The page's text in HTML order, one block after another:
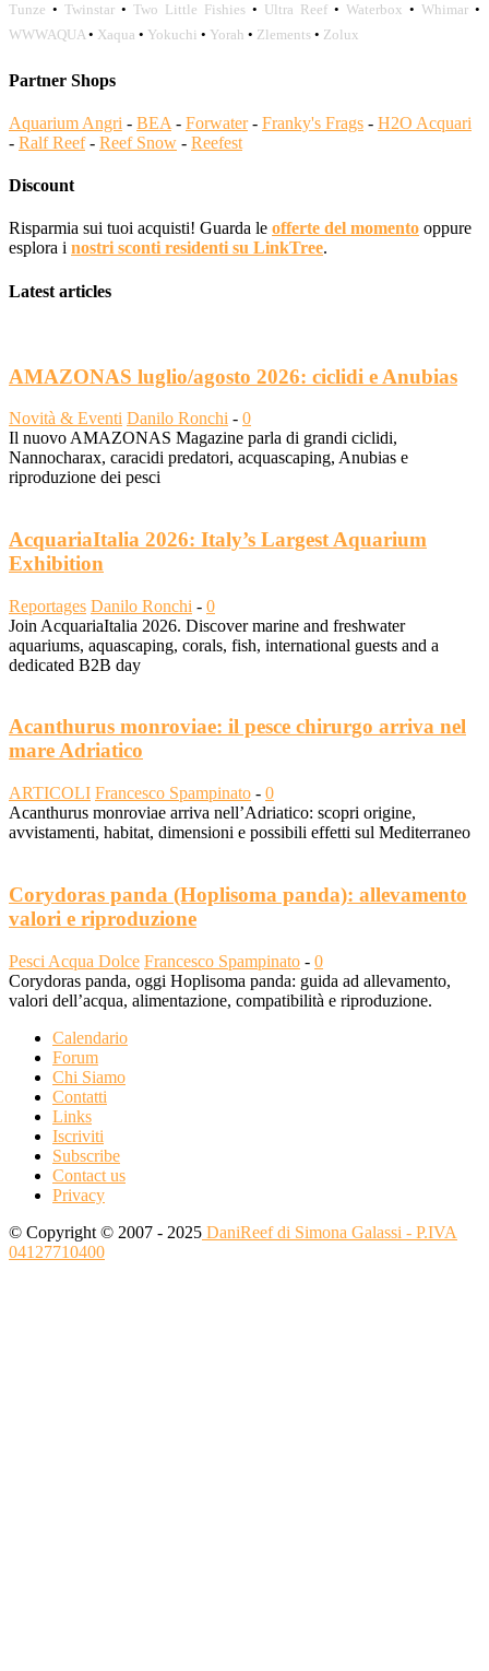
Tunze • Twinstar • Two Little Fishies • Ultra Reef • Waterbox • Whimar •
WWWAQUA• Xaqua • Yokuchi • Yorah • Zlements • Zolux
Partner Shops
Aquarium Angri - BEA - Forwater- Franky's Frags - H2O Acquari
- Ralf Reef- Reef Snow - Reefest
Discount
Risparmia sui tuoi acquisti! Guarda le offerte del momento oppure
esplora i nostri sconti residenti su LinkTree.
Latest articles
AMAZONAS luglio/agosto 2026: ciclidi e Anubias
Novità & Eventi Danilo Ronchi - 0
Il nuovo AMAZONAS Magazine parla di grandi ciclidi,
Nannocharax, caracidi predatori, acquascaping, Anubias e
riproduzione dei pesci
AcquariaItalia 2026: Italy’s Largest Aquarium
Exhibition
Reportages Danilo Ronchi - 0
Join AcquariaItalia 2026. Discover marine and freshwater
aquariums, aquascaping, corals, fish, international guests and a
dedicated B2B day
Acanthurus monroviae: il pesce chirurgo arriva nel
mare Adriatico
ARTICOLI Francesco Spampinato - 0
Acanthurus monroviae arriva nell’Adriatico: scopri origine,
avvistamenti, habitat, dimensioni e possibili effetti sul Mediterraneo
Corydoras panda (Hoplisoma panda): allevamento
valori e riproduzione
Pesci Acqua Dolce Francesco Spampinato - 0
Corydoras panda, oggi Hoplisoma panda: guida ad allevamento,
valori dell’acqua, alimentazione, compatibilità e riproduzione.
Calendario
Forum
Chi Siamo
Contatti
Links
Iscriviti
Subscribe
Contact us
Privacy
© Copyright © 2007 - 2025 DaniReef di Simona Galassi - P.IVA
04127710400